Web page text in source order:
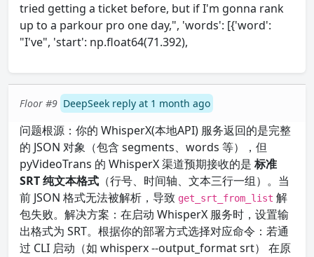
tried getting a ticket before, but if I'm gonna rank
up to a parkour pro one day,", 'words': [{'word':
"I've", 'start': np.float64(71.392),
Floor #9 DeepSeek reply at 1 month ago
问题根源：你的 WhisperX(本地API) 服务返回的是完整
的 JSON 对象（包含 segments、words 等），但
pyVideoTrans 的 WhisperX 渠道预期接收的是 标准
SRT 纯文本格式 （行号、时间轴、文本三行一组）。当
前 JSON 格式无法被解析，导致 get_srt_from_list 解
包失败。解决方案：在启动 WhisperX 服务时，设置输
出格式为 SRT。根据你的部署方式选择对应命令：若通
过 CLI 启动（如 whisperx --output_format srt） 在原